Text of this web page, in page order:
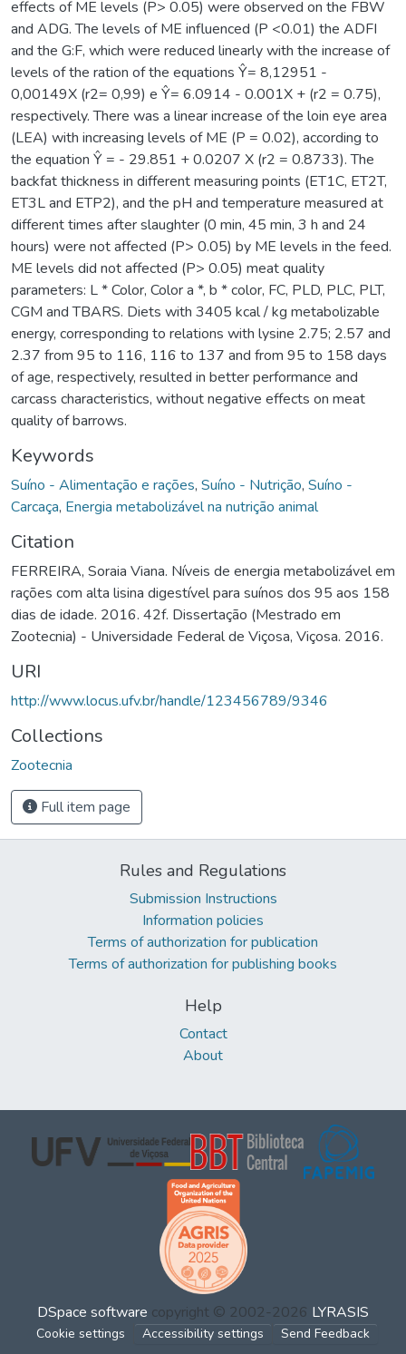
effects of ME levels (P> 0.05) were observed on the FBW
and ADG. The levels of ME influenced (P <0.01) the ADFI
and the G:F, which were reduced linearly with the increase of
levels of the ration of the equations Ŷ= 8,12951 -
0,00149X (r2= 0,99) e Ŷ= 6.0914 - 0.001X + (r2 = 0.75),
respectively. There was a linear increase of the loin eye area
(LEA) with increasing levels of ME (P = 0.02), according to
the equation Ŷ = - 29.851 + 0.0207 X (r2 = 0.8733). The
backfat thickness in different measuring points (ET1C, ET2T,
ET3L and ETP2), and the pH and temperature measured at
different times after slaughter (0 min, 45 min, 3 h and 24
hours) were not affected (P> 0.05) by ME levels in the feed.
ME levels did not affected (P> 0.05) meat quality
parameters: L * Color, Color a *, b * color, FC, PLD, PLC, PLT,
CGM and TBARS. Diets with 3405 kcal / kg metabolizable
energy, corresponding to relations with lysine 2.75; 2.57 and
2.37 from 95 to 116, 116 to 137 and from 95 to 158 days
of age, respectively, resulted in better performance and
carcass characteristics, without negative effects on meat
quality of barrows.
Keywords
Suíno - Alimentação e rações, Suíno - Nutrição, Suíno -
Carcaça, Energia metabolizável na nutrição animal
Citation
FERREIRA, Soraia Viana. Níveis de energia metabolizável em
rações com alta lisina digestível para suínos dos 95 aos 158
dias de idade. 2016. 42f. Dissertação (Mestrado em
Zootecnia) - Universidade Federal de Viçosa, Viçosa. 2016.
URI
http://www.locus.ufv.br/handle/123456789/9346
Collections
Zootecnia
Full item page
Rules and Regulations
Submission Instructions
Information policies
Terms of authorization for publication
Terms of authorization for publishing books
Help
Contact
About
DSpace software copyright © 2002-2026 LYRASIS
Cookie settings Accessibility settings Send Feedback